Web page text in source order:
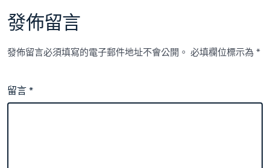
發佈留言
發佈留言必須填寫的電子郵件地址不會公開。 必填欄位標示為*
留言*